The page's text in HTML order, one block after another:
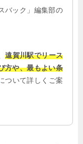
バック」編集部の
遠賀川駅でリース
方や、最もよい条
ついて詳しくご案